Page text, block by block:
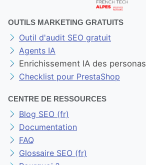
OUTILS MARKETING GRATUITS
Outil d'audit SEO gratuit
Agents IA
Enrichissement IA des personas
Checklist pour PrestaShop
CENTRE DE RESSOURCES
Blog SEO (fr)
Documentation
FAQ
Glossaire SEO (fr)